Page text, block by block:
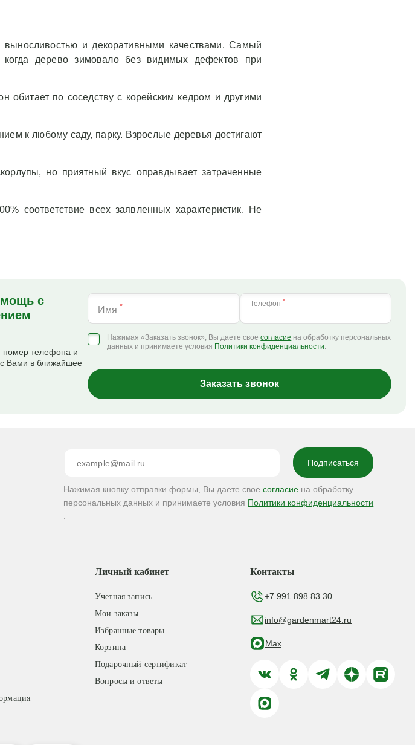
выносливостью и декоративными качествами. Самый
дерево зимовало без видимых дефектов при
обитает по соседству с корейским кедром и другими
к любому саду, парку. Взрослые деревья достигают
но приятный вкус оправдывает затраченные
соответствие всех заявленных характеристик. Не
с
номер телефона и
Вами в ближайшее
Имя * Телефон *
Нажимая «Заказать звонок», Вы даете своесогласие на обработку персональных
данных и принимаете условия Политики конфиденциальности.
Заказать звонок
Нажимая кнопку отправки формы, Вы даете своесогласие на обработку
персональных данных и принимаете условия Политики конфиденциальности
Личный кабинет
Учетная запись
Мои заказы
Избранные товары
Корзина
Подарочный сертификат
Вопросы и ответы
Контакты
+7 991 898 83 30
info@gardenmart24.ru
Max